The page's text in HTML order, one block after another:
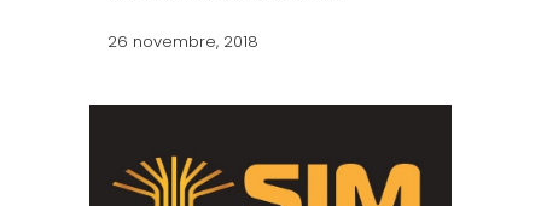
26 novembre, 2018